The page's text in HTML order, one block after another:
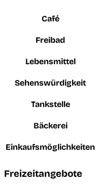
Café
Freibad
Lebensmittel
Sehenswürdigkeit
Tankstelle
Bäckerei
Einkaufsmöglichkeiten
Freizeitangebote